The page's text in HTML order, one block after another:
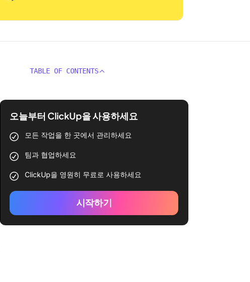
TABLE OF CONTENTS
오늘부터 ClickUp을 사용하세요
모든 작업을 한 곳에서 관리하세요
팀과 협업하세요
ClickUp을 영원히 무료로 사용하세요
시작하기